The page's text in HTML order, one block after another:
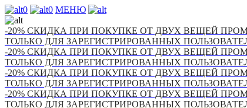
0 0 МЕНЮ
-20% СКИДКА ПРИ ПОКУПКЕ ОТ ДВУХ ВЕЩЕЙ
ТОЛЬКО ДЛЯ ЗАРЕГИСТРИРОВАННЫХ
-20% СКИДКА ПРИ ПОКУПКЕ ОТ ДВУХ ВЕЩЕЙ
ТОЛЬКО ДЛЯ ЗАРЕГИСТРИРОВАННЫХ
-20% СКИДКА ПРИ ПОКУПКЕ ОТ ДВУХ ВЕЩЕЙ
ТОЛЬКО ДЛЯ ЗАРЕГИСТРИРОВАННЫХ
-20% СКИДКА ПРИ ПОКУПКЕ ОТ ДВУХ ВЕЩЕЙ
ТОЛЬКО ДЛЯ ЗАРЕГИСТРИРОВАННЫХ